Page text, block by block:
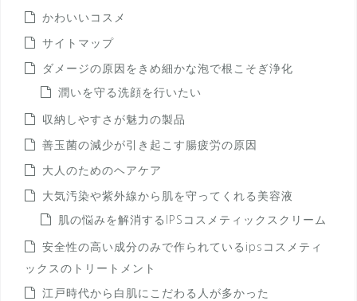
かわいいコスメ
サイトマップ
ダメージの原因をきめ細かな泡で根こそぎ浄化
潤いを守る洗顔を行いたい
収納しやすさが魅力の製品
善玉菌の減少が引き起こす腸疲労の原因
大人のためのヘアケア
大気汚染や紫外線から肌を守ってくれる美容液
肌の悩みを解消するIPSコスメティックスクリーム
安全性の高い成分のみで作られているipsコスメティ
ックスのトリートメント
江戸時代から白肌にこだわる人が多かった